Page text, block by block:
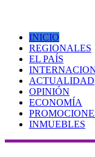
INICIO
REGIONALES
EL PAÍS
ACTUALIDAD
OPINIÓN
ECONOMÍA
INMUEBLES